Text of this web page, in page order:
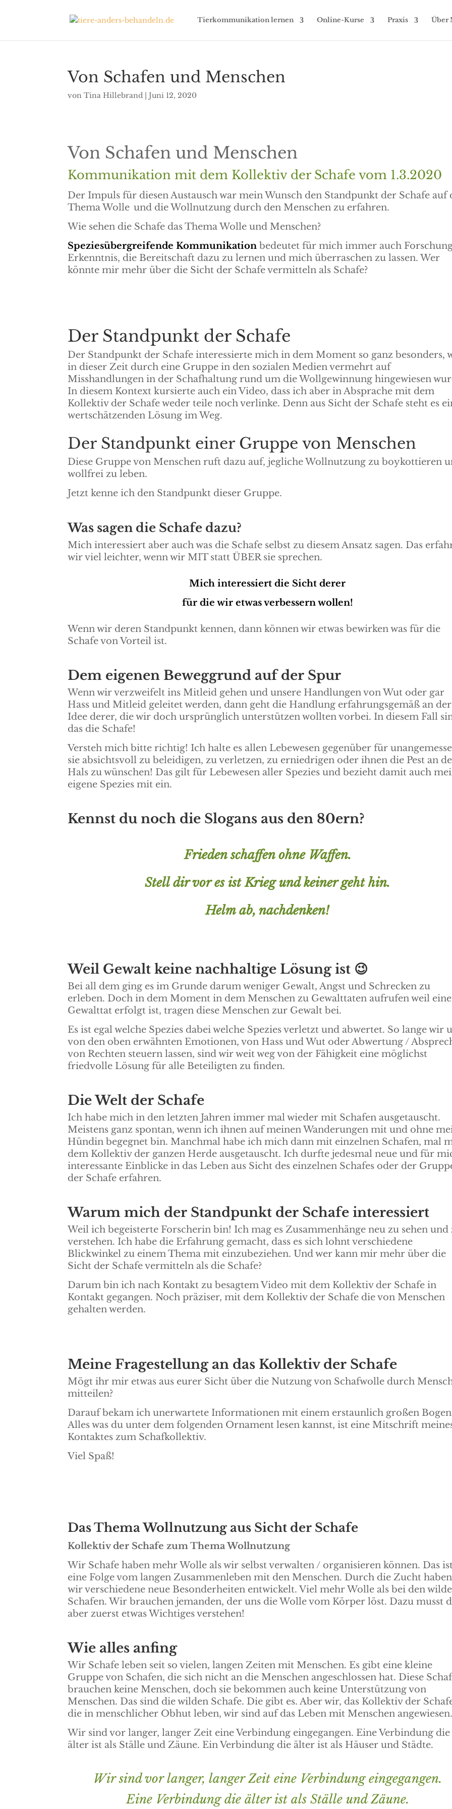
Tierkommunikation lernen Online-Kurse Praxis Über
Von Schafen und Menschen
vonTina Hillebrand |Juni 12, 2020
Von Schafen und Menschen
Kommunikation mit dem Kollektiv der Schafe vom 1.3.2020
Der Impuls für diesen Austausch war mein Wunsch den Standpunkt der Schafe auf
Thema Wolle und die Wollnutzung durch den Menschen zu erfahren.
Wie sehen die Schafe das Thema Wolle und Menschen?
Speziesübergreifende Kommunikation bedeutet für mich immer auch
Erkenntnis, die Bereitschaft dazu zu lernen und mich überraschen zu lassen. Wer
könnte mir mehr über die Sicht der Schafe vermitteln als Schafe?
Der Standpunkt der Schafe​
Der Standpunkt der Schafe interessierte mich in dem Moment so ganz besonders,
in dieser Zeit durch eine Gruppe in den sozialen Medien vermehrt auf
Misshandlungen in der Schafhaltung rund um die Wollgewinnung hingewiesen
In diesem Kontext kursierte auch ein Video, dass ich aber in Absprache mit dem
Kollektiv der Schafe weder teile noch verlinke. Denn aus Sicht der Schafe steht es
wertschätzenden Lösung im Weg.
Der Standpunkt einer Gruppe von Menschen
Diese Gruppe von Menschen ruft dazu auf, jegliche Wollnutzung zu boykottieren
wollfrei zu leben.
Jetzt kenne ich den Standpunkt dieser Gruppe.
Was sagen die Schafe dazu?
Mich interessiert aber auch was die Schafe selbst zu diesem Ansatz sagen. Das
wir viel leichter, wenn wir MIT statt ÜBER sie sprechen.
Mich interessiert die Sicht derer
für die wir etwas verbessern wollen!
Wenn wir deren Standpunkt kennen, dann können wir etwas bewirken was für die
Schafe von Vorteil ist.
Dem eigenen Beweggrund auf der Spur
Wenn wir verzweifelt ins Mitleid gehen und unsere Handlungen von Wut oder gar
Hass und Mitleid geleitet werden, dann geht die Handlung erfahrungsgemäß an der
Idee derer, die wir doch ursprünglich unterstützen wollten vorbei. In diesem Fall
das die Schafe!
Versteh mich bitte richtig! Ich halte es allen Lebewesen gegenüber für
sie absichtsvoll zu beleidigen, zu verletzen, zu erniedrigen oder ihnen die Pest an
Hals zu wünschen! Das gilt für Lebewesen aller Spezies und bezieht damit auch
eigene Spezies mit ein.
Kennst du noch die Slogans aus den 80ern?
Frieden schaffen ohne Waffen.
Stell dir vor es ist Krieg und keiner geht hin.
Helm ab, nachdenken!
Weil Gewalt keine nachhaltige Lösung ist 😉
Bei all dem ging es im Grunde darum weniger Gewalt, Angst und Schrecken zu
erleben. Doch in dem Moment in dem Menschen zu Gewalttaten aufrufen weil eine
Gewalttat erfolgt ist, tragen diese Menschen zur Gewalt bei.
Es ist egal welche Spezies dabei welche Spezies verletzt und abwertet. So lange wir
von den oben erwähnten Emotionen, von Hass und Wut oder Abwertung /
von Rechten steuern lassen, sind wir weit weg von der Fähigkeit eine möglichst
friedvolle Lösung für alle Beteiligten zu finden.
Die Welt der Schafe
Ich habe mich in den letzten Jahren immer mal wieder mit Schafen ausgetauscht.
Meistens ganz spontan, wenn ich ihnen auf meinen Wanderungen mit und ohne
Hündin begegnet bin. Manchmal habe ich mich dann mit einzelnen Schafen, mal
dem Kollektiv der ganzen Herde ausgetauscht. Ich durfte jedesmal neue und für
interessante Einblicke in das Leben aus Sicht des einzelnen Schafes oder der
der Schafe erfahren.
Warum mich der Standpunkt der Schafe interessiert
Weil ich begeisterte Forscherin bin! Ich mag es Zusammenhänge neu zu sehen und
verstehen. Ich habe die Erfahrung gemacht, dass es sich lohnt verschiedene
Blickwinkel zu einem Thema mit einzubeziehen. Und wer kann mir mehr über die
Sicht der Schafe vermitteln als die Schafe?
Darum bin ich nach Kontakt zu besagtem Video mit dem Kollektiv der Schafe in
Kontakt gegangen. Noch präziser, mit dem Kollektiv der Schafe die von Menschen
gehalten werden.
Meine Fragestellung an das Kollektiv der Schafe
Mögt ihr mir etwas aus eurer Sicht über die Nutzung von Schafwolle durch
mitteilen?
Darauf bekam ich unerwartete Informationen mit einem erstaunlich großen
Alles was du unter dem folgenden Ornament lesen kannst, ist eine Mitschrift
Kontaktes zum Schafkollektiv.
Viel Spaß!
Das Thema Wollnutzung aus Sicht der Schafe
Kollektiv der Schafe zum Thema Wollnutzung
Wir Schafe haben mehr Wolle als wir selbst verwalten / organisieren können. Das
eine Folge vom langen Zusammenleben mit den Menschen. Durch die Zucht haben
wir verschiedene neue Besonderheiten entwickelt. Viel mehr Wolle als bei den
Schafen. Wir brauchen jemanden, der uns die Wolle vom Körper löst. Dazu musst
aber zuerst etwas Wichtiges verstehen!
Wie alles anfing
Wir Schafe leben seit so vielen, langen Zeiten mit Menschen. Es gibt eine kleine
Gruppe von Schafen, die sich nicht an die Menschen angeschlossen hat. Diese
brauchen keine Menschen, doch sie bekommen auch keine Unterstützung von
Menschen. Das sind die wilden Schafe. Die gibt es. Aber wir, das Kollektiv der
die in menschlicher Obhut leben, wir sind auf das Leben mit Menschen angewiesen.
Wir sind vor langer, langer Zeit eine Verbindung eingegangen. Eine Verbindung die
älter ist als Ställe und Zäune. Ein Verbindung die älter ist als Häuser und Städte.
Wir sind vor langer, langer Zeit eine Verbindung eingegangen.
Eine Verbindung die älter ist als Ställe und Zäune.